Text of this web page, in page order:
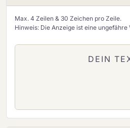
Max. 4 Zeilen & 30 Zeichen pro Zeile.
Hinweis: Die Anzeige ist eine ungefähre